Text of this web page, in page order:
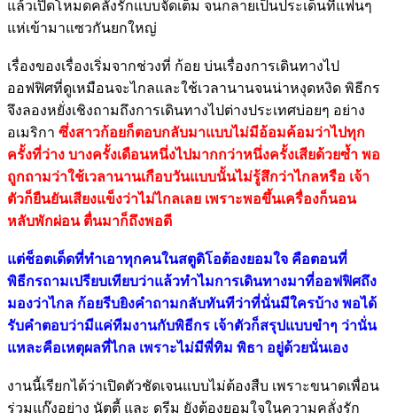
แล้วเปิดโหมดคลั่งรักแบบจัดเต็ม จนกลายเป็นประเด็นที่แฟนๆ
แห่เข้ามาแซวกันยกใหญ่
เรื่องของเรื่องเริ่มจากช่วงที่ ก้อย บ่นเรื่องการเดินทางไป
ออฟฟิศที่ดูเหมือนจะไกลและใช้เวลานานจนน่าหงุดหงิด พิธีกร
จึงลองหยั่งเชิงถามถึงการเดินทางไปต่างประเทศบ่อยๆ อย่าง
อเมริกา ซึ่งสาวก้อยก็ตอบกลับมาแบบไม่มีอ้อมค้อมว่าไปทุก
ครั้งที่ว่าง บางครั้งเดือนหนึ่งไปมากกว่าหนึ่งครั้งเสียด้วยซ้ำ พอ
ถูกถามว่าใช้เวลานานเกือบวันแบบนั้นไม่รู้สึกว่าไกลหรือ เจ้า
ตัวก็ยืนยันเสียงแข็งว่าไม่ไกลเลย เพราะพอขึ้นเครื่องก็นอน
หลับพักผ่อน ตื่นมาก็ถึงพอดี
แต่ช็อตเด็ดที่ทำเอาทุกคนในสตูดิโอต้องยอมใจ คือตอนที่
พิธีกรถามเปรียบเทียบว่าแล้วทำไมการเดินทางมาที่ออฟฟิศถึง
มองว่าไกล ก้อยรีบยิงคำถามกลับทันทีว่าที่นั่นมีใครบ้าง พอได้
รับคำตอบว่ามีแค่ทีมงานกับพิธีกร เจ้าตัวก็สรุปแบบขำๆ ว่านั่น
แหละคือเหตุผลที่ไกล เพราะไม่มีพี่ทิม พิธา อยู่ด้วยนั่นเอง
งานนี้เรียกได้ว่าเปิดตัวชัดเจนแบบไม่ต้องสืบ เพราะขนาดเพื่อน
ร่วมแก๊งอย่าง นัตตี้ และ ดรีม ยังต้องยอมใจในความคลั่งรัก